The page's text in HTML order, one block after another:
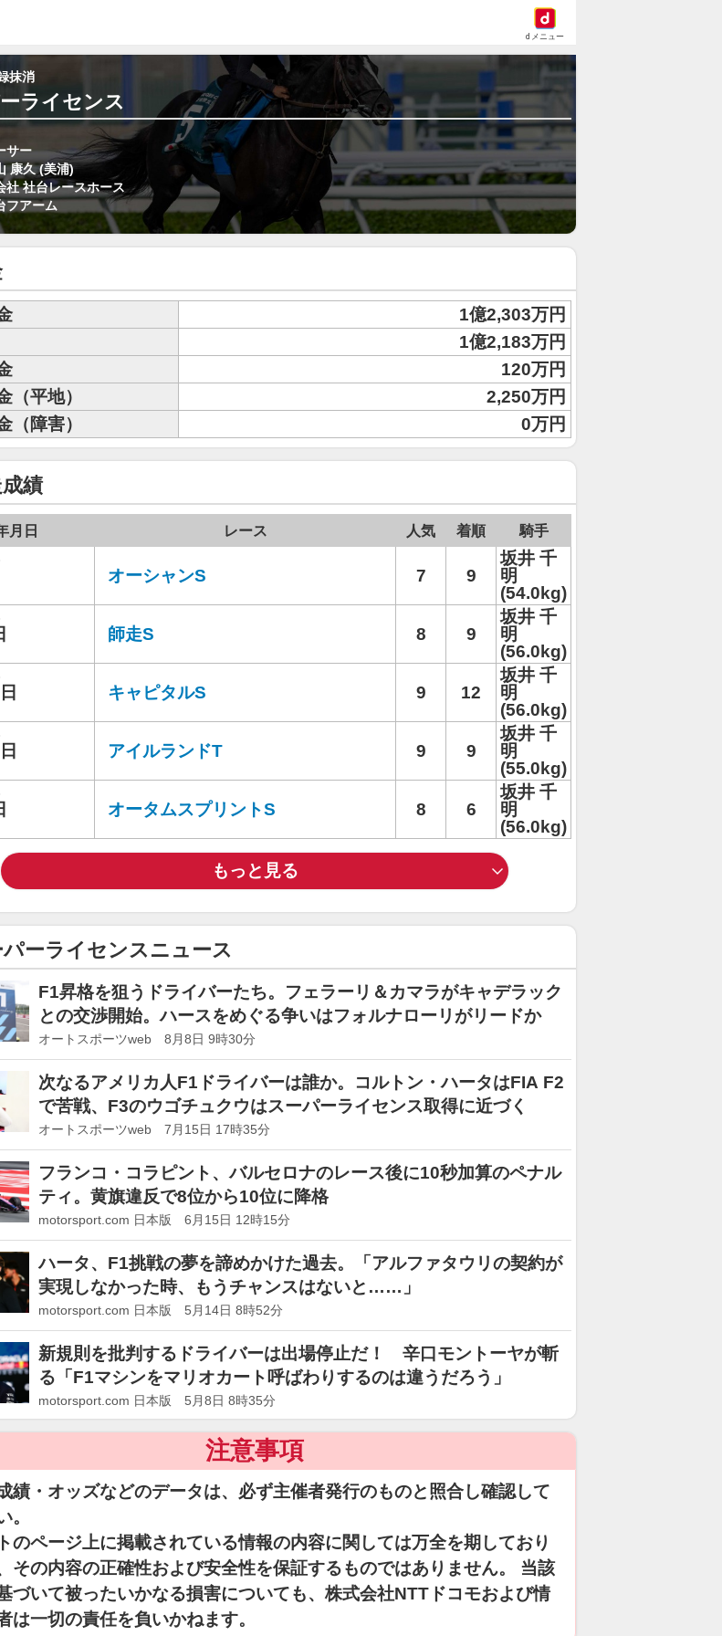
dメニュー
抹消
ライセンス
サー
康久 (美浦)
社 社台レースホース
フアーム
1億2,303万円
1億2,183万円
120万円
（平地）
2,250万円
（障害）
0万円
績
月日 レース 人気 着順 騎手
オーシャンS 7 9
坂井 千
明
(54.0kg)
師走S 8 9
坂井 千
明
(56.0kg)
キャピタルS 9 12
坂井 千
明
(56.0kg)
アイルランドT 9 9
坂井 千
明
(55.0kg)
オータムスプリントS 8 6
坂井 千
明
(56.0kg)
もっと見る
ーライセンスニュース
F1昇格を狙うドライバーたち。フェラーリ＆カマラがキャデラック
との交渉開始。ハースをめぐる争いはフォルナローリがリードか
オートスポーツweb 8月8日 9時30分
次なるアメリカ人F1ドライバーは誰か。コルトン・ハータはFIA F2
で苦戦、F3のウゴチュクウはスーパーライセンス取得に近づく
オートスポーツweb 7月15日 17時35分
フランコ・コラピント、バルセロナのレース後に10秒加算のペナル
ティ。黄旗違反で8位から10位に降格
motorsport.com 日本版 6月15日 12時15分
ハータ、F1挑戦の夢を諦めかけた過去。「アルファタウリの契約が
実現しなかった時、もうチャンスはないと……」
motorsport.com 日本版 5月14日 8時52分
新規則を批判するドライバーは出場停止だ！ 辛口モントーヤが斬
る「F1マシンをマリオカート呼ばわりするのは違うだろう」
motorsport.com 日本版 5月8日 8時35分
注意事項
績・オッズなどのデータは、必ず主催者発行のものと照合し確認して
。
のページ上に掲載されている情報の内容に関しては万全を期しており
その内容の正確性および安全性を保証するものではありません。 当該
づいて被ったいかなる損害についても、株式会社NTTドコモおよび情
は一切の責任を負いかねます。